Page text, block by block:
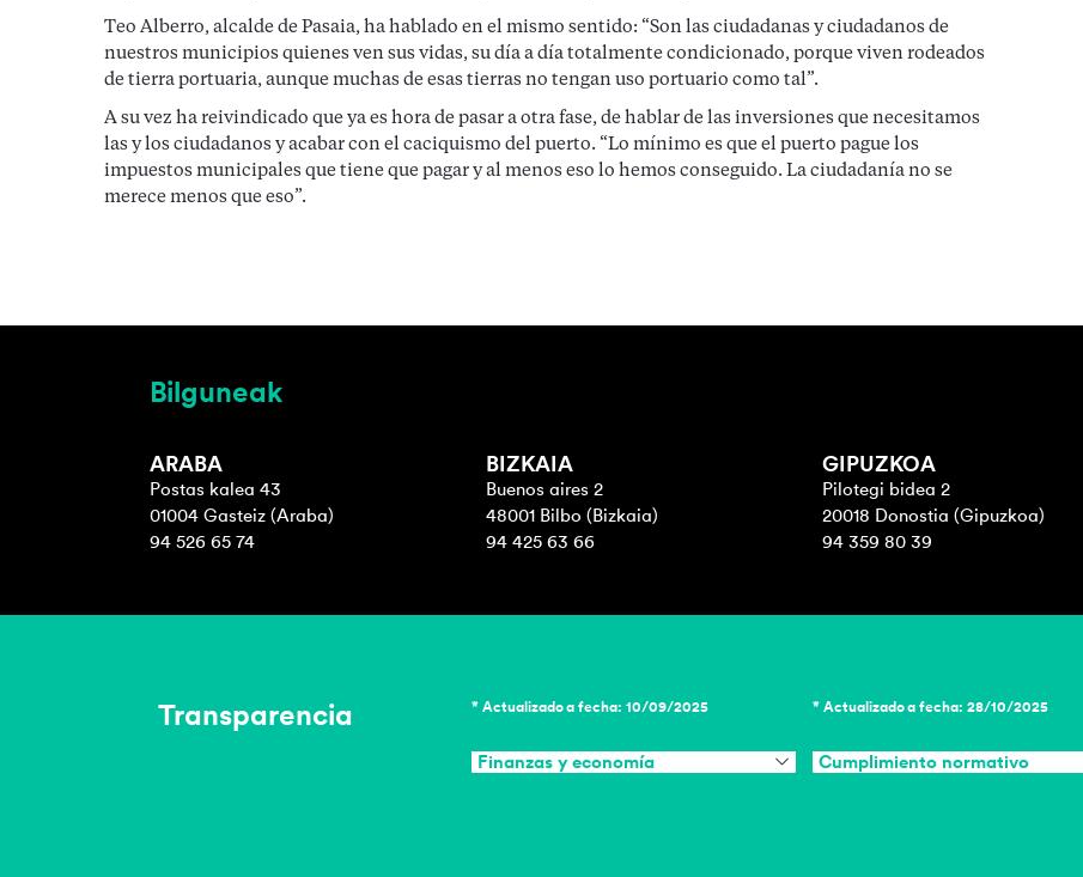
Teo Alberro, alcalde de Pasaia, ha hablado en el mismo sentido: “Son las ciudadanas y ciudadanos de
nuestros municipios quienes ven sus vidas, su día a día totalmente condicionado, porque viven rodeados
de tierra portuaria, aunque muchas de esas tierras no tengan uso portuario como tal”.
A su vez ha reivindicado que ya es hora de pasar a otra fase, de hablar de las inversiones que necesitamos
las y los ciudadanos y acabar con el caciquismo del puerto. “Lo mínimo es que el puerto pague los
impuestos municipales que tiene que pagar y al menos eso lo hemos conseguido. La ciudadanía no se
merece menos que eso”.
Bilguneak
ARABA
Postas kalea 43
01004 Gasteiz (Araba)
94 526 65 74
BIZKAIA
Buenos aires 2
48001 Bilbo (Bizkaia)
94 425 63 66
GIPUZKOA
Pilotegi bidea 2
20018 Donostia (Gipuzkoa)
94 359 80 39
Transparencia * Actualizado a fecha: 10/09/2025
Finanzas y economía
* Actualizado a fecha: 28/10/2025
Cumplimiento normativo